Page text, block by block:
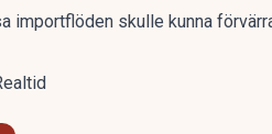
importflöden skulle kunna